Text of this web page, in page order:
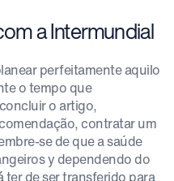
a Intermundial
perfeitamente aquilo
o tempo que
o artigo,
contratar um
se de que a saúde
y dependendo do
de ser transferido para